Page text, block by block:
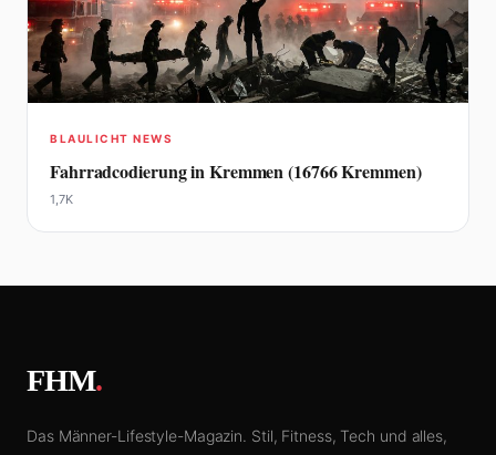
BLAULICHT NEWS
Fahrradcodierung in Kremmen (16766 Kremmen)
1,7K
FHM.
Das Männer-Lifestyle-Magazin. Stil, Fitness, Tech und alles,